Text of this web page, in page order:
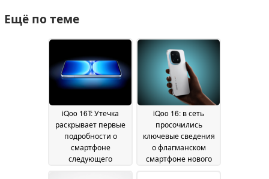
Ещё по теме
iQoo 16T: Утечка
раскрывает первые
подробности о
смартфоне
следующего
iQoo 16: в сеть
просочились
ключевые сведения
о флагманском
смартфоне нового